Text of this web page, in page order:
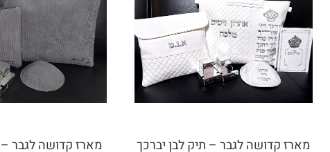
מארז קדושה לגבר – תיק לבן יברכך מארז קדושה לגבר –